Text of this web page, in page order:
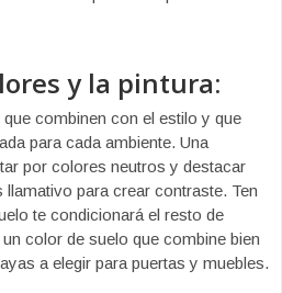
y la pintura:
combinen con el estilo y que
para cada ambiente. Una
por colores neutros y destacar
para crear contraste. Ten
te condicionará el resto de
color de suelo que combine bien
a elegir para puertas y muebles.